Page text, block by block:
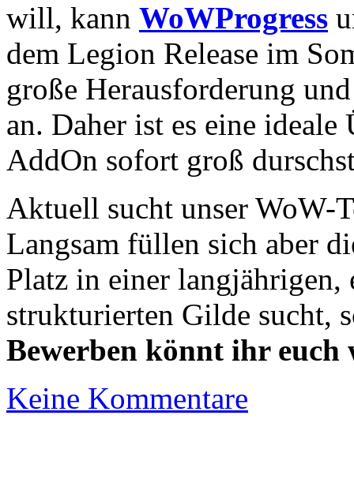
will, kann WoWProgress
dem Legion Release im
große Herausforderung
an. Daher ist es eine
AddOn sofort groß
Aktuell sucht unser WoW-
Langsam füllen sich aber
Platz in einer langjährigen,
strukturierten Gilde sucht,
Bewerben könnt ihr
Keine Kommentare